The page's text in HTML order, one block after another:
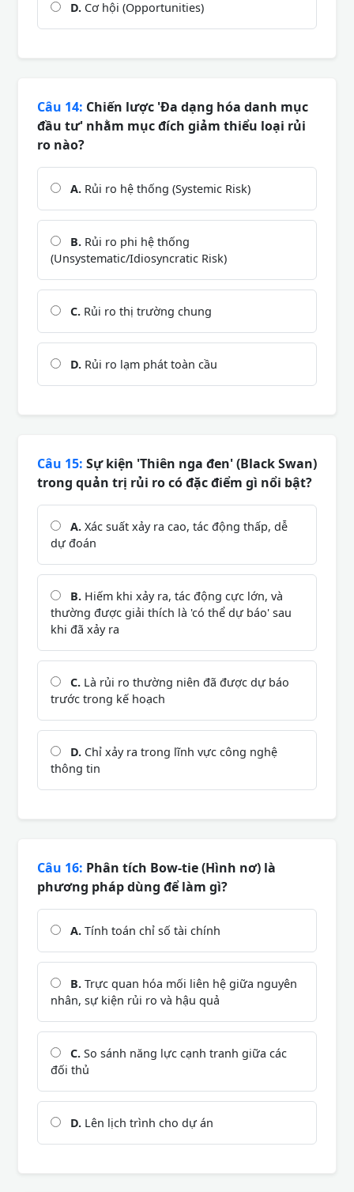
D. Cơ hội (Opportunities)
Câu 14: Chiến lược 'Đa dạng hóa danh mục
đầu tư' nhằm mục đích giảm thiểu loại rủi
ro nào?
A. Rủi ro hệ thống (Systemic Risk)
B. Rủi ro phi hệ thống
(Unsystematic/Idiosyncratic Risk)
C. Rủi ro thị trường chung
D. Rủi ro lạm phát toàn cầu
Câu 15: Sự kiện 'Thiên nga đen' (Black Swan)
trong quản trị rủi ro có đặc điểm gì nổi bật?
A. Xác suất xảy ra cao, tác động thấp, dễ
dự đoán
B. Hiếm khi xảy ra, tác động cực lớn, và
thường được giải thích là 'có thể dự báo' sau
khi đã xảy ra
C. Là rủi ro thường niên đã được dự báo
trước trong kế hoạch
D. Chỉ xảy ra trong lĩnh vực công nghệ
thông tin
Câu 16: Phân tích Bow-tie (Hình nơ) là
phương pháp dùng để làm gì?
A. Tính toán chỉ số tài chính
B. Trực quan hóa mối liên hệ giữa nguyên
nhân, sự kiện rủi ro và hậu quả
C. So sánh năng lực cạnh tranh giữa các
đối thủ
D. Lên lịch trình cho dự án